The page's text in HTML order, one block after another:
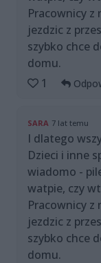
Pracownicy z
jezdzic z
szybko chce
domu.
1
SARA 7 lat temu
I dlatego
Dzieci i inne
wiadomo -
watpie, czy
Pracownicy z
jezdzic z
szybko chce
domu.